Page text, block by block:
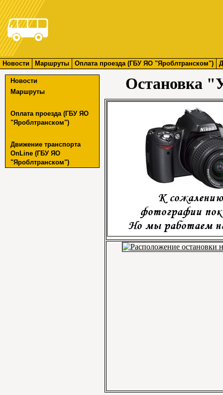
Новости Маршруты Оплата проезда (ГБУ ЯО "Яроблтранском")
Новости
Маршруты
Оплата проезда (ГБУ ЯО
"Яроблтранском")
Движение транспорта
OnLine (ГБУ ЯО
"Яроблтранском")
Остановка